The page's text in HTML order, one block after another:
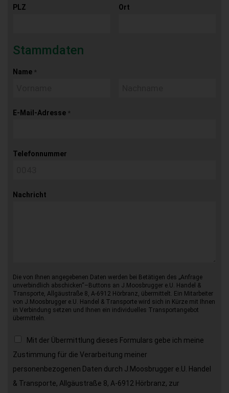
PLZ Ort
Stammdaten
Name *
E-Mail-Adresse *
Telefonnummer
Nachricht
Die von Ihnen angegebenen Daten werden bei Betätigen des „Anfrage
unverbindlich abschicken“–Buttons an J.Moosbrugger e.U. Handel &
Transporte, Allgäustraße 8, A-6912 Hörbranz, übermittelt. Ein Mitarbeiter
von J.Moosbrugger e.U. Handel & Transporte wird sich in Kürze mit Ihnen
in Verbindung setzen und Ihnen ein individuelles Transportangebot
übermitteln.
Mit der Übermittlung dieses Formulars gebe ich meine
Zustimmung für die Verarbeitung meiner
personenbezogenen Daten durch J.Moosbrugger e.U. Handel
& Transporte, Allgäustraße 8, A-6912 Hörbranz, zur